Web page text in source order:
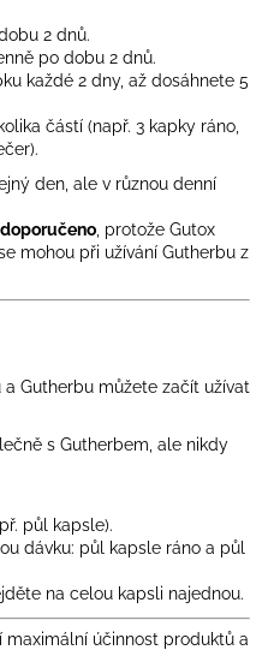
2 dnů.
po dobu 2 dnů.
každé 2 dny, až dosáhnete 5
částí (např. 3 kapky ráno,
den, ale v různou denní
, protože Gutox
mohou při užívání Gutherbu z
Gutherbu můžete začít užívat
s Gutherbem, ale nikdy
půl kapsle).
dávku: půl kapsle ráno a půl
na celou kapsli najednou.
maximální účinnost produktů a